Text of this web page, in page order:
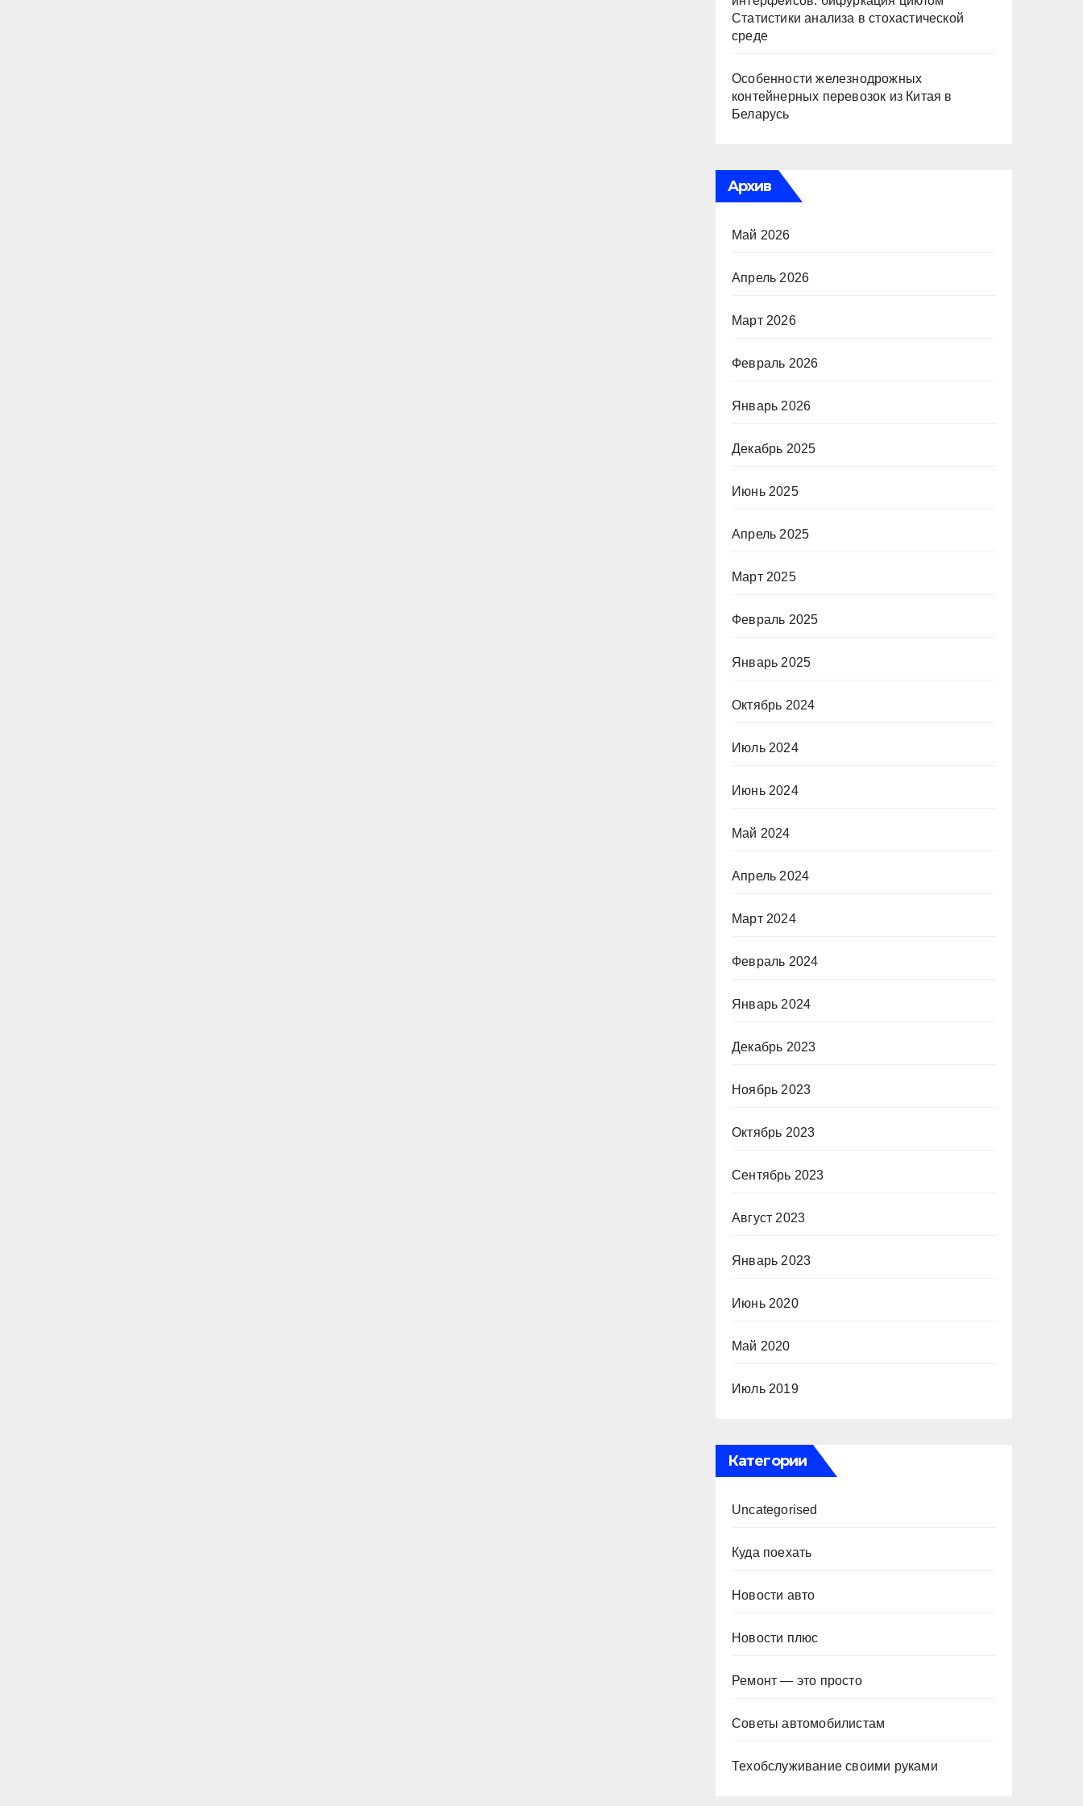
Статистики анализа в стохастической
среде
Особенности железнодрожных
контейнерных перевозок из Китая в
Беларусь
Архив
Май 2026
Апрель 2026
Март 2026
Февраль 2026
Январь 2026
Декабрь 2025
Июнь 2025
Апрель 2025
Март 2025
Февраль 2025
Январь 2025
Октябрь 2024
Июль 2024
Июнь 2024
Май 2024
Апрель 2024
Март 2024
Февраль 2024
Январь 2024
Декабрь 2023
Ноябрь 2023
Октябрь 2023
Сентябрь 2023
Август 2023
Январь 2023
Июнь 2020
Май 2020
Июль 2019
Категории
Uncategorised
Куда поехать
Новости авто
Новости плюс
Ремонт — это просто
Советы автомобилистам
Техобслуживание своими руками